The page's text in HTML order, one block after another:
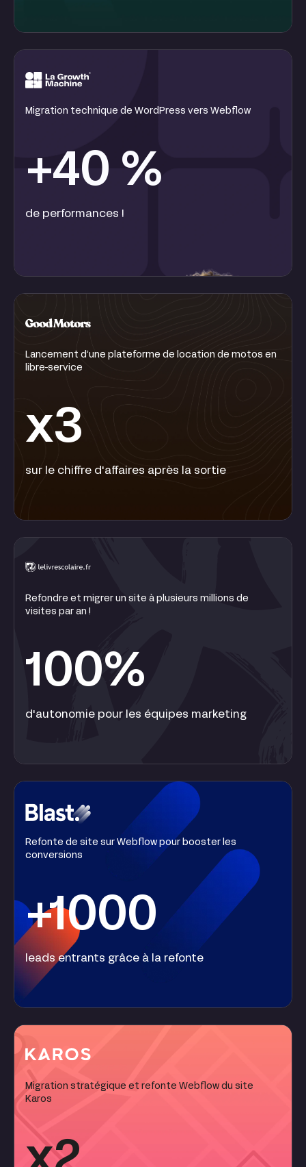
Migration technique de WordPress vers Webflow
+40 %
de performances !
Lancement d’une plateforme de location de motos en
libre-service
x3
sur le chiffre d'affaires après la sortie
Refondre et migrer un site à plusieurs millions de
visites par an !
100%
d'autonomie pour les équipes marketing
Refonte de site sur Webflow pour booster les
conversions
+1000
leads entrants grâce à la refonte
Migration stratégique et refonte Webflow du site
Karos